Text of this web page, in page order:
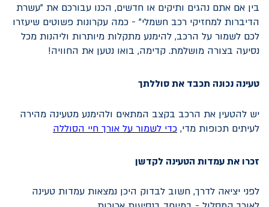
בין אם אתם נהגים ותיקים או חדשים, הכנו עבורכם את "עשרת
הדיברות למחזיקי רכב חשמלי" - כמה עקרונות פשוטים שיעזרו
לכם לשמור על הרכב, להימנע מתקלות מיותרות וליהנות מכל
נסיעה בצורה מושלמת. קדימה, בואו נטען את החוויה!
טעינה נכונה תכבד את סוללתך
יש להטעין את הרכב בקצב המתאים ולהימנע מטעינה מהירה
לעיתים תכופות מדי, כדי לשמור על אורך חיי הסוללה
זכרו את עמדות הטעינה לקדשן
לפני יציאה לדרך, חשוב לבדוק היכן נמצאות עמדות טעינה